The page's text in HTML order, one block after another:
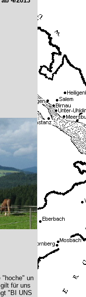
"hoche" un
für uns
"BI UNS